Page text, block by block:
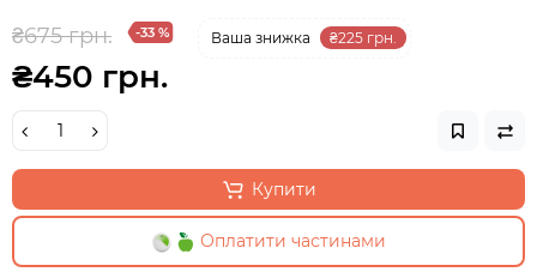
₴675 грн. -33 % Ваша знижка ₴225 грн.
₴450 грн.
Купити
Оплатити частинами